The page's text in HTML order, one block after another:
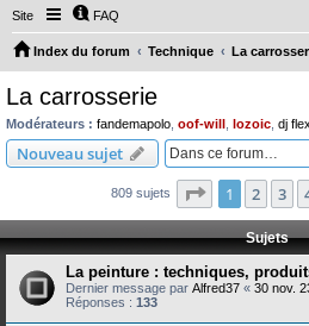
Site FAQ
Index du forum Technique La
La carrosserie
Modérateurs : fandemapolo oof-will lozoic dj flex
Nouveau sujet
809 sujets Page 1sur17
1 2 3
Sujets
La peinture : techniques,
Dernier message par Alfred37 « 30 nov.
Réponses : 133